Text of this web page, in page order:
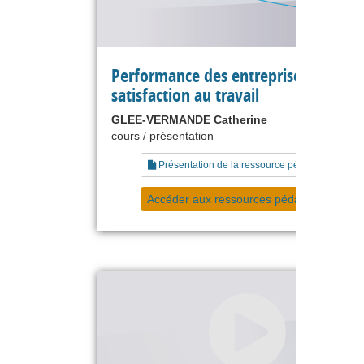
Performance des entreprises et
satisfaction au travail
GLEE-VERMANDE Catherine
cours / présentation
Présentation de la ressource pédagogique
Accéder aux ressources pédagogiques